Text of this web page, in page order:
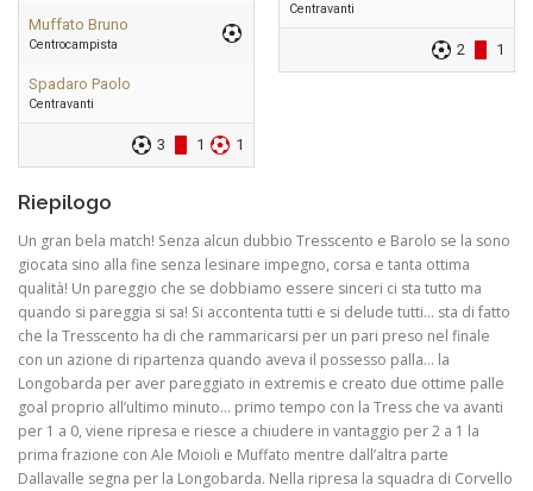
Muffato Bruno
Centrocampista
Spadaro Paolo
Centravanti
3 1 1
Centravanti
2 1
Riepilogo
Un gran bela match! Senza alcun dubbio Tresscento e Barolo se la sono
giocata sino alla fine senza lesinare impegno, corsa e tanta ottima
qualità! Un pareggio che se dobbiamo essere sinceri ci sta tutto ma
quando si pareggia si sa! Si accontenta tutti e si delude tutti… sta di fatto
che la Tresscento ha di che rammaricarsi per un pari preso nel finale
con un azione di ripartenza quando aveva il possesso palla… la
Longobarda per aver pareggiato in extremis e creato due ottime palle
goal proprio all’ultimo minuto… primo tempo con la Tress che va avanti
per 1 a 0, viene ripresa e riesce a chiudere in vantaggio per 2 a 1 la
prima frazione con Ale Moioli e Muffato mentre dall’altra parte
Dallavalle segna per la Longobarda. Nella ripresa la squadra di Corvello